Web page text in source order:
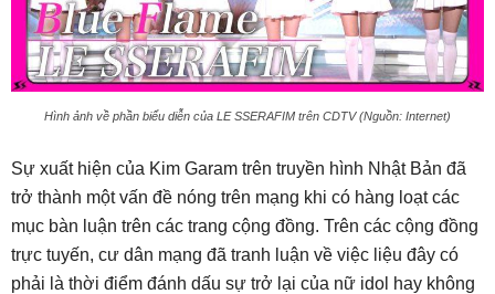
Hình ảnh về phần biểu diễn của LE SSERAFIM trên CDTV (Nguồn: Internet)
Sự xuất hiện của Kim Garam trên truyền hình Nhật Bản đã
trở thành một vấn đề nóng trên mạng khi có hàng loạt các
mục bàn luận trên các trang cộng đồng. Trên các cộng đồng
trực tuyến, cư dân mạng đã tranh luận về việc liệu đây có
phải là thời điểm đánh dấu sự trở lại của nữ idol hay không